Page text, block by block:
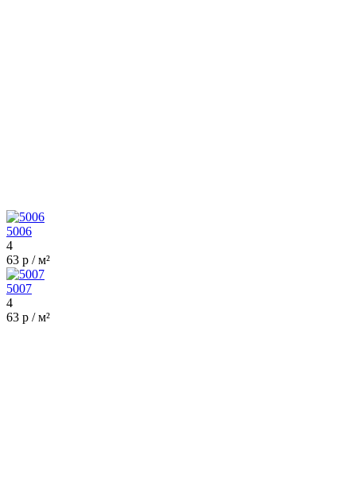
5006
4
63 р / м²
5007
4
63 р / м²